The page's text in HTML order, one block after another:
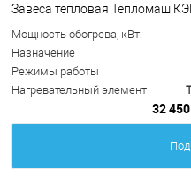
Завеса тепловая Тепломаш
Мощность обогрева, кВт:
Назначение
Режимы работы
Нагревательный элемент
32